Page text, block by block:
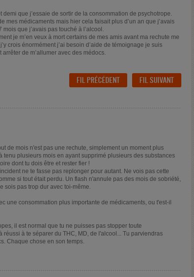
que j’essaie de sortir de la consommation de psychotrope.
mes médicaments mais hier cela faisait plus d’un an que j’avais
que j’avais pas touché à l’alcool.
je m’en veux à mort certains de mes amis avant ma rechute me
crois énormément j’ai besoin d’aide de témoignage je suis
de m’allumer avec des médocs.
FIL PRÉCÉDENT FIL SUIVANT
de mois n'est pas une rechute, simplement un moment plus
tenu plusieurs mois en ayant supprimé plusieurs des substances
dont tu dois être et rester fier !
ne te fasse pas replonger pour autant. Ne vois pas cette
si tout était perdu. Un flash n'annule pas des mois de sobriété,
sois pas trop dur avec toi-même.
une consommation plus importante de médicaments, ou t'est-il
il est normal que tu ne puisses pas stopper toute
réussi à te séparer du THC, MD, de l'alcool... Tu parviendras
Chaque chose en son temps.